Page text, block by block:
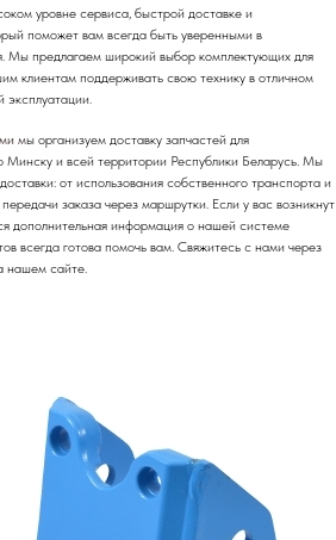
уровне сервиса, быстрой доставке и
поможет вам всегда быть уверенными в
Мы предлагаем широкий выбор комплектующих для
клиентам поддерживать свою технику в отличном
эксплуатации.
мы организуем доставку запчастей для
Минску и всей территории Республики Беларусь. Мы
от использования собственного транспорта и
заказа через маршрутки. Если у вас возникнут
дополнительная информация о нашей системе
всегда готова помочь вам. Свяжитесь с нами через
нашем сайте.